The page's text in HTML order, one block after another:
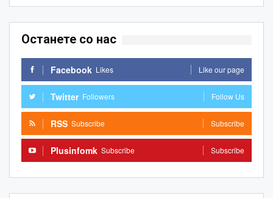
Останете со нас
Facebook Likes Like our page
Twitter Followers Follow Us
RSS Subscribe Subscribe
Plusinfomk Subscribe Subscribe